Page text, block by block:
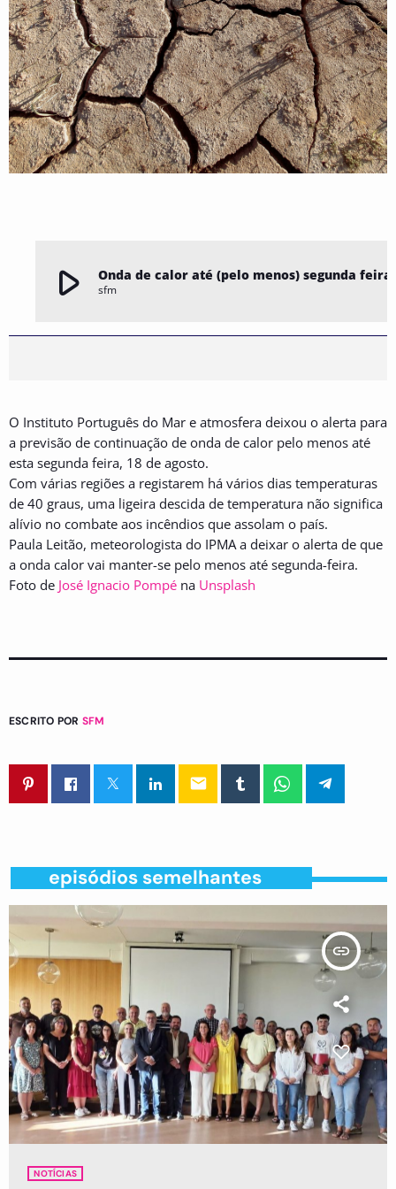
play_arrow Onda de calor até (pelo menos) segunda feira
sfm
O Instituto Português do Mar e atmosfera deixou o alerta para
a previsão de continuação de onda de calor pelo menos até
esta segunda feira, 18 de agosto.
Com várias regiões a registarem há vários dias temperaturas
de 40 graus, uma ligeira descida de temperatura não significa
alívio no combate aos incêndios que assolam o país.
Paula Leitão, meteorologista do IPMA a deixar o alerta de que
a onda calor vai manter-se pelo menos até segunda-feira.
Foto de José Ignacio Pompé na Unsplash
ESCRITO POR SFM
email
episódios semelhantes
insert_link
NOTÍCIAS